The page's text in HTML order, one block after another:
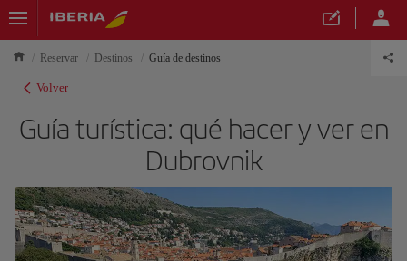
Reservar Destinos Guía de destinos
Volver
Guía turística: qué hacer y ver en
Dubrovnik